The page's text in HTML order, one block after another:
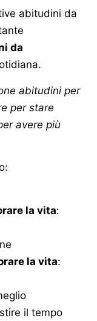
abitudini da
da
abitudini per
per stare
avere più
la vita:
la vita:
il tempo